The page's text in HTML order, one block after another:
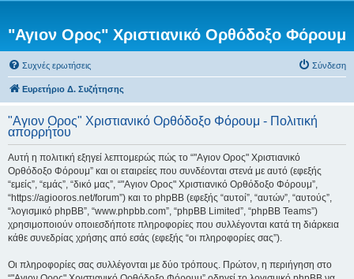
"Αγιον Ορος" Χριστιανικό Ορθόδοξο Φόρουμ
Συχνές ερωτήσεις Σύνδεση
Ευρετήριο Δ. Συζήτησης
"Αγιον Ορος" Χριστιανικό Ορθόδοξο Φόρουμ - Πολιτική
απορρήτου
Αυτή η πολιτική εξηγεί λεπτομερώς πώς το “"Αγιον Ορος" Χριστιανικό
Ορθόδοξο Φόρουμ” και οι εταιρείες που συνδέονται στενά με αυτό (εφεξής
“εμείς”, “εμάς”, “δικό μας”, “"Αγιον Ορος" Χριστιανικό Ορθόδοξο Φόρουμ”,
“https://agiooros.net/forum”) και το phpBB (εφεξής “αυτοί”, “αυτών”, “αυτούς”,
“λογισμικό phpBB”, “www.phpbb.com”, “phpBB Limited”, “phpBB Teams”)
χρησιμοποιούν οποιεσδήποτε πληροφορίες που συλλέγονται κατά τη διάρκεια
κάθε συνεδρίας χρήσης από εσάς (εφεξής “οι πληροφορίες σας”).
Οι πληροφορίες σας συλλέγονται με δύο τρόπους. Πρώτον, η περιήγηση στο